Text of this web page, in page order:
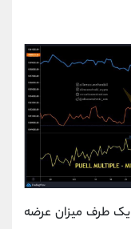
یک طرف میزان عرضه